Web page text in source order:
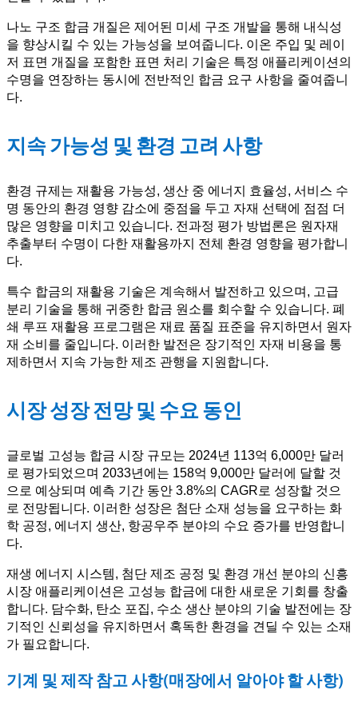
나노 구조 합금 개질은 제어된 미세 구조 개발을 통해 내식성
을 향상시킬 수 있는 가능성을 보여줍니다. 이온 주입 및 레이
저 표면 개질을 포함한 표면 처리 기술은 특정 애플리케이션의
수명을 연장하는 동시에 전반적인 합금 요구 사항을 줄여줍니
다.
지속 가능성 및 환경 고려 사항
환경 규제는 재활용 가능성, 생산 중 에너지 효율성, 서비스 수
명 동안의 환경 영향 감소에 중점을 두고 자재 선택에 점점 더
많은 영향을 미치고 있습니다. 전과정 평가 방법론은 원자재
추출부터 수명이 다한 재활용까지 전체 환경 영향을 평가합니
다.
특수 합금의 재활용 기술은 계속해서 발전하고 있으며, 고급
분리 기술을 통해 귀중한 합금 원소를 회수할 수 있습니다. 폐
쇄 루프 재활용 프로그램은 재료 품질 표준을 유지하면서 원자
재 소비를 줄입니다. 이러한 발전은 장기적인 자재 비용을 통
제하면서 지속 가능한 제조 관행을 지원합니다.
시장 성장 전망 및 수요 동인
글로벌 고성능 합금 시장 규모는 2024년 113억 6,000만 달러
로 평가되었으며 2033년에는 158억 9,000만 달러에 달할 것
으로 예상되며 예측 기간 동안 3.8%의 CAGR로 성장할 것으
로 전망됩니다. 이러한 성장은 첨단 소재 성능을 요구하는 화
학 공정, 에너지 생산, 항공우주 분야의 수요 증가를 반영합니
다.
재생 에너지 시스템, 첨단 제조 공정 및 환경 개선 분야의 신흥
시장 애플리케이션은 고성능 합금에 대한 새로운 기회를 창출
합니다. 담수화, 탄소 포집, 수소 생산 분야의 기술 발전에는 장
기적인 신뢰성을 유지하면서 혹독한 환경을 견딜 수 있는 소재
가 필요합니다.
기계 및 제작 참고 사항(매장에서 알아야 할 사항)